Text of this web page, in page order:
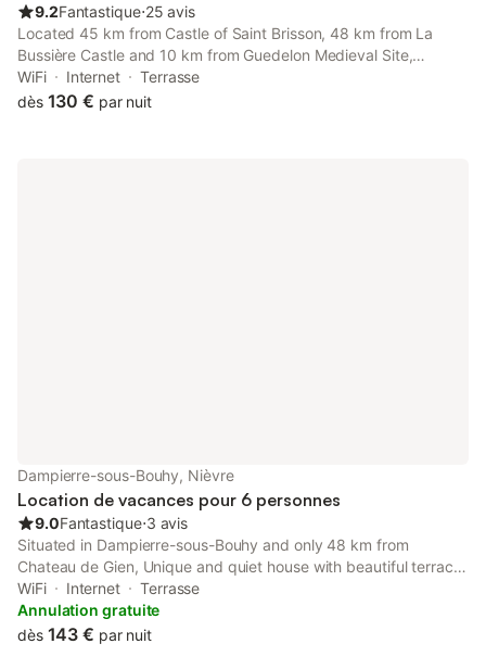
9.2Fantastique⋅25 avis
Located 45 km from Castle of Saint Brisson, 48 km from La
Bussière Castle and 10 km from Guedelon Medieval Site,
Château Guédelon 8 min Linge inclus features accommodation
set in Dampierre-sous-Bouhy.
WiFi Internet
Terrasse
dès 130 € par nuit
Dampierre-sous-Bouhy, Nièvre
Location de vacances pour 6 personnes
9.0Fantastique⋅3 avis
Situated in Dampierre-sous-Bouhy and only 48 km from
Chateau de Gien, Unique and quiet house with beautiful terrace
features accommodation with quiet street views, free WiFi and
free private parking.
WiFi Internet
Terrasse
Annulation gratuite
dès 143 € par nuit